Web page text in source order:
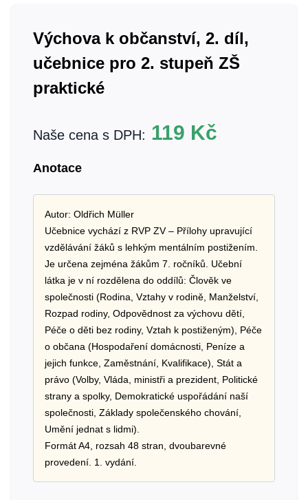
Výchova k občanství, 2. díl,
učebnice pro 2. stupeň ZŠ
praktické
Naše cena s DPH: 119 Kč
Anotace
Autor: Oldřich Müller
Učebnice vychází z RVP ZV – Přílohy upravující
vzdělávání žáků s lehkým mentálním postižením.
Je určena zejména žákům 7. ročníků. Učební
látka je v ní rozdělena do oddílů: Člověk ve
společnosti (Rodina, Vztahy v rodině, Manželství,
Rozpad rodiny, Odpovědnost za výchovu dětí,
Péče o děti bez rodiny, Vztah k postiženým), Péče
o občana (Hospodaření domácnosti, Peníze a
jejich funkce, Zaměstnání, Kvalifikace), Stát a
právo (Volby, Vláda, ministři a prezident, Politické
strany a spolky, Demokratické uspořádání naší
společnosti, Základy společenského chování,
Umění jednat s lidmi).
Formát A4, rozsah 48 stran, dvoubarevné
provedení. 1. vydání.